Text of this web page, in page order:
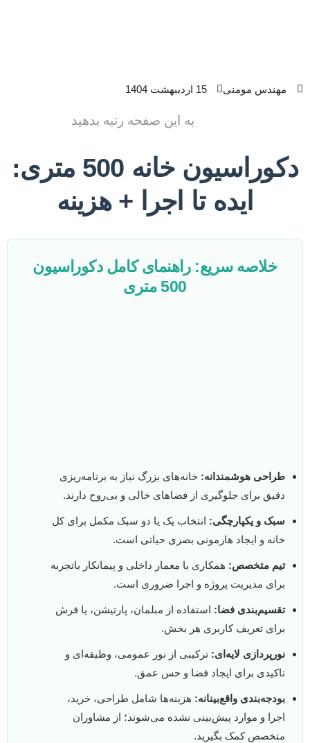
مهندس مومنی 15 اردیبهشت 1404
به این صفحه رتبه بدهید
دکوراسیون خانه 500 متری:
ایده تا اجرا + هزینه
خلاصه سریع: راهنمای کامل دکوراسیون
500 متری
طراحی هوشمندانه: خانه‌های بزرگ نیاز به برنامه‌ریزی
دقیق برای جلوگیری از فضاهای خالی و بی‌روح دارند.
سبک و یکپارچگی: انتخاب یک یا دو سبک مکمل برای کل
خانه و ایجاد هارمونی بصری حیاتی است.
تیم متخصص: همکاری با معمار داخلی و پیمانکار باتجربه
برای مدیریت پروژه و اجرا ضروری است.
تقسیم‌بندی فضا: استفاده از مبلمان، پارتیشن، یا فرش
برای تعریف کاربری هر بخش.
نورپردازی لایه‌ای: ترکیبی از نور عمومی، وظیفه‌ای و
تاکیدی برای ایجاد فضا و حس عمق.
بودجه‌بندی واقع‌بینانه: هزینه‌ها شامل طراحی، خرید،
اجرا و موارد پیش‌بینی نشده می‌شوند؛ از مشاوران
متخصص کمک بگیرید.